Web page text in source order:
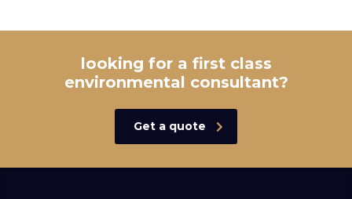
looking for a first class
environmental consultant?
Get a quote